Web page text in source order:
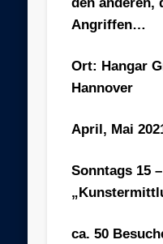
den anderen,
Angriffen…
Ort: Hangar
Hannover
April, Mai
Sonntags 15
ca. 50